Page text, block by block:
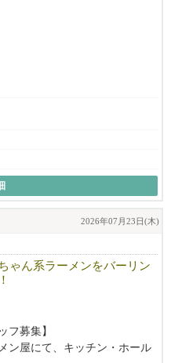
2026年07月23日(木)
ゃん系ラーメンをバーリン
フ募集】
ン屋にて、キッチン・ホール